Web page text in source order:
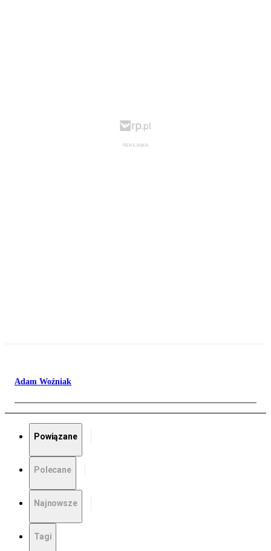
Adam Woźniak
Powiązane
Polecane
Najnowsze
Tagi